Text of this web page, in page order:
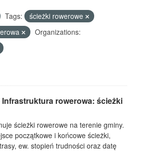
Tags:
ścieżki rowerowe
Organizations:
rowerowa: ścieżki
ścieżki rowerowe na terenie gminy.
początkowe i końcowe ścieżki,
ew. stopień trudności oraz datę